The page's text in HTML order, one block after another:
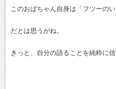
このおばちゃん自身は「フツーのい
だとは思うがね。
きっと、自分の語ることを純粋に